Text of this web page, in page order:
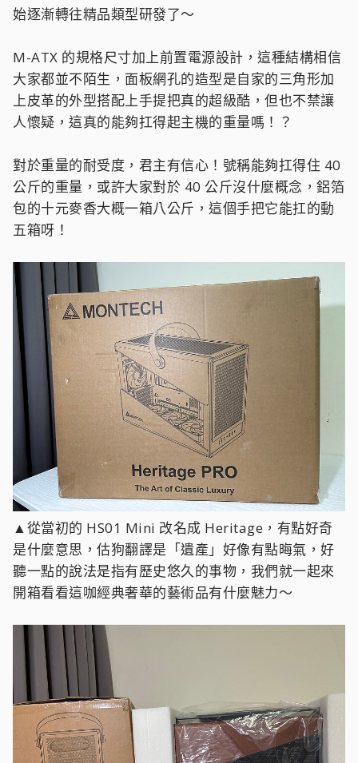
始逐漸轉往精品類型研發了～
M-ATX 的規格尺寸加上前置電源設計，這種結構相信
大家都並不陌生，面板網孔的造型是自家的三角形加
上皮革的外型搭配上手提把真的超級酷，但也不禁讓
人懷疑，這真的能夠扛得起主機的重量嗎！？
對於重量的耐受度，君主有信心！號稱能夠扛得住 40
公斤的重量，或許大家對於 40 公斤沒什麼概念，鋁箔
包的十元麥香大概一箱八公斤，這個手把它能扛的動
五箱呀！
▲從當初的 HS01 Mini 改名成 Heritage，有點好奇
是什麼意思，估狗翻譯是「遺產」好像有點晦氣，好
聽一點的說法是指有歷史悠久的事物，我們就一起來
開箱看看這咖經典奢華的藝術品有什麼魅力～